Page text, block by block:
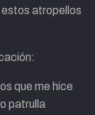
atropellos
que me hice
patrulla